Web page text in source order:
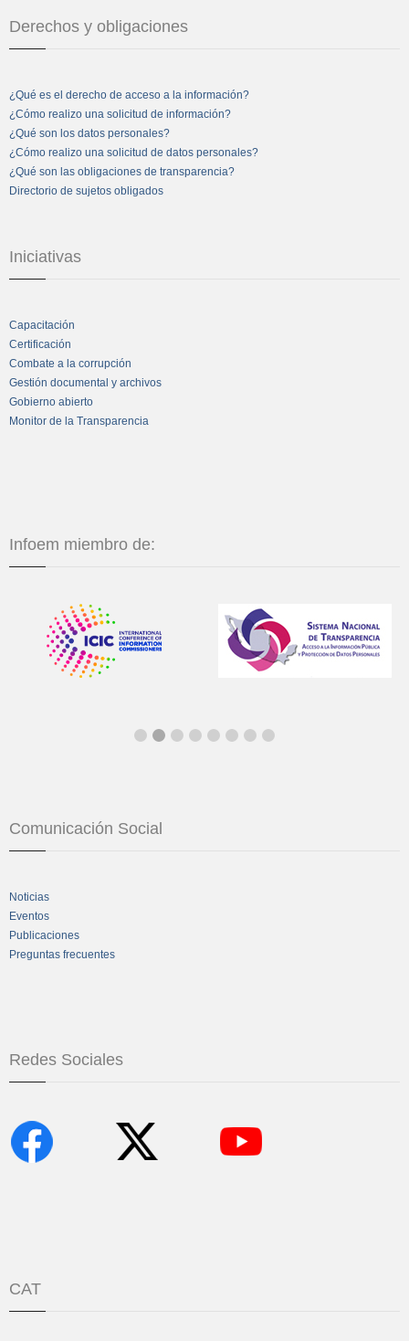
Derechos y obligaciones
¿Qué es el derecho de acceso a la información?
¿Cómo realizo una solicitud de información?
¿Qué son los datos personales?
¿Cómo realizo una solicitud de datos personales?
¿Qué son las obligaciones de transparencia?
Directorio de sujetos obligados
Iniciativas
Capacitación
Certificación
Combate a la corrupción
Gestión documental y archivos
Gobierno abierto
Monitor de la Transparencia
Infoem miembro de:
Comunicación Social
Noticias
Eventos
Publicaciones
Preguntas frecuentes
Redes Sociales
CAT